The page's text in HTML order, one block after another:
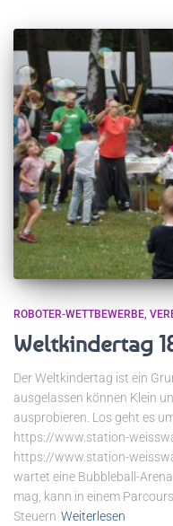
ROBOTER-WETTBEWERBE
Weltkindertag
Der Weltkindertag ist ein
ausgelassen können Klein
ausprobieren. Los geht es
https://www.station-
https://www.station-
wartet eine Bubbleball-
mag, kann in einem
Steuern Weiterlesen